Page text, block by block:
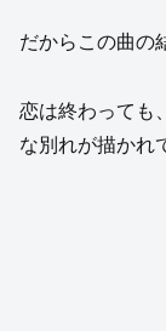
だからこの曲の
恋は終わっても
な別れが描かれ